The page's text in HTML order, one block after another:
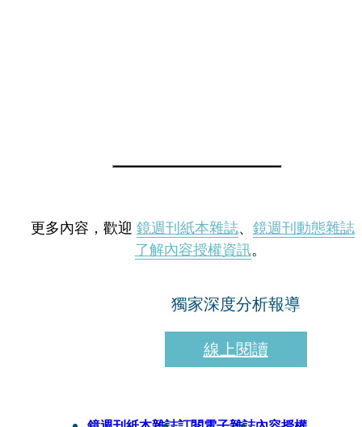
更多內容，歡迎 鏡週刊紙本雜誌、 鏡週刊動態雜誌
了解內容授權資訊。
獨家深度分析報導
線上閱讀